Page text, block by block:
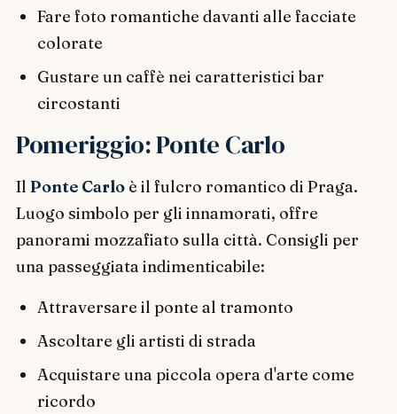
Fare foto romantiche davanti alle facciate
colorate
Gustare un caffè nei caratteristici bar
circostanti
Pomeriggio: Ponte Carlo
Il Ponte Carloè il fulcro romantico di Praga.
Luogo simbolo per gli innamorati, offre
panorami mozzafiato sulla città. Consigli per
una passeggiata indimenticabile:
Attraversare il ponte al tramonto
Ascoltare gli artisti di strada
Acquistare una piccola opera d'arte come
ricordo